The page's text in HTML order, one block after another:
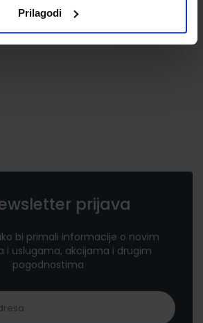
Prilagodi
prijava
bi primali informacije o novim
i uslugama, akcijama i drugim
pogodnostima